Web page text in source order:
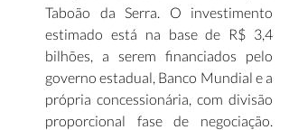
Taboão da Serra. O investimento
estimado está na base de R$ 3,4
bilhões, a serem financiados pelo
governo estadual, Banco Mundial e a
própria concessionária, com divisão
proporcional fase de negociação.